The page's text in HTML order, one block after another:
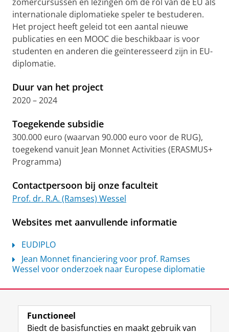
internationale diplomatieke speler te bestuderen.
Het project heeft geleid tot een aantal nieuwe
publicaties en een MOOC die beschikbaar is voor
studenten en anderen die geïnteresseerd zijn in EU-
diplomatie.
Duur van het project
2020 – 2024
Toegekende subsidie
300.000 euro (waarvan 90.000 euro voor de RUG),
toegekend vanuit Jean Monnet Activities (ERASMUS+
Programma)
Contactpersoon bij onze faculteit
Prof. dr. R.A. (Ramses) Wessel
Websites met aanvullende informatie
EUDIPLO
Jean Monnet financiering voor prof. Ramses
Wessel voor onderzoek naar Europese diplomatie
View this page in:English
Functioneel
Biedt de basisfuncties en maakt gebruik van